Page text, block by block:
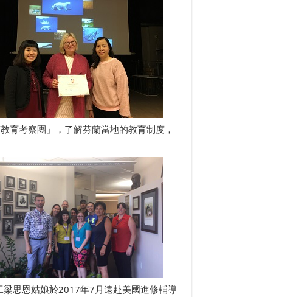
育考察團」，了解芬蘭當地的教育制度，
梁思恩姑娘於2017年7月遠赴美國進修輔導